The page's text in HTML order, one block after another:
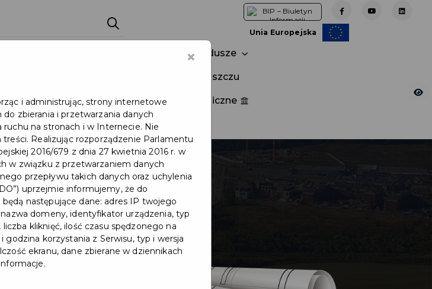
Unia Europejska
Fundusze
Zainwestuj w Pruszczu
Załatw sprawę Zamówienia publiczne
ludności
×
i administrując, strony internetowe
zbierania i przetwarzania danych
ruchu na stronach i w Internecie. Nie
Realizując rozporządzenie Parlamentu
2016/679 z dnia 27 kwietnia 2016 r. w
w związku z przetwarzaniem danych
przepływu takich danych oraz uchylenia
uprzejmie informujemy, że do
następujące dane: adres IP twojego
domeny, identyfikator urządzenia, typ
kliknięć, ilość czasu spędzonego na
korzystania z Serwisu, typ i wersja
ekranu, dane zbierane w dziennikach